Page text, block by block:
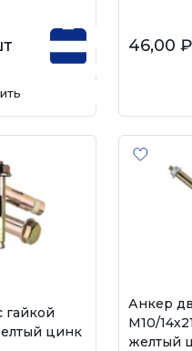
46,00 ₽
гайкой
цинк
Анкер
М10/
желтый